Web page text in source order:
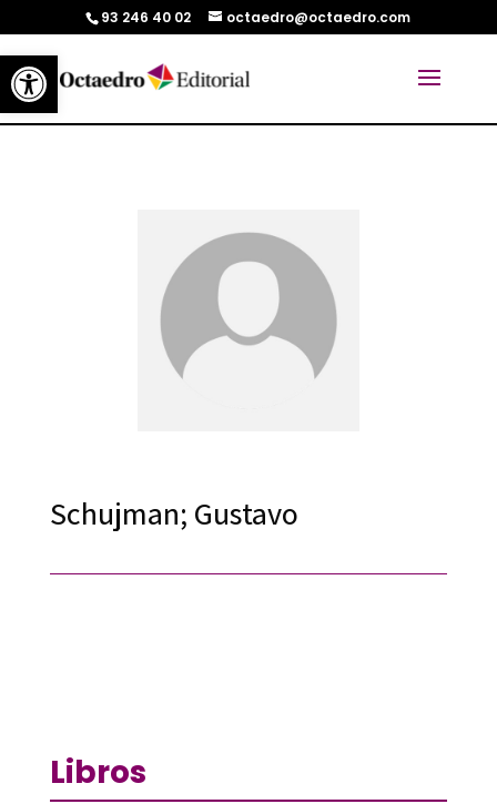
Abrir barra de herramientas
93 246 40 02 octaedro@octaedro.com
Schujman; Gustavo
Libros